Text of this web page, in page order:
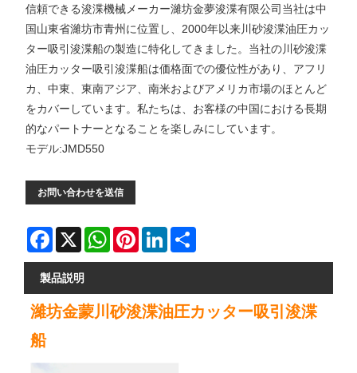
信頼できる浚渫機械メーカー濰坊金夢浚渫有限公司当社は中
国山東省濰坊市青州に位置し、2000年以来川砂浚渫油圧カッ
ター吸引浚渫船の製造に特化してきました。当社の川砂浚渫
油圧カッター吸引浚渫船は価格面での優位性があり、アフリ
カ、中東、東南アジア、南米およびアメリカ市場のほとんど
をカバーしています。私たちは、お客様の中国における長期
的なパートナーとなることを楽しみにしています。
モデル:JMD550
お問い合わせを送信
Facebook
X WhatsAppPinterestLinkedIn
製品説明
濰坊金蒙川砂浚渫油圧カッター吸引浚渫
船